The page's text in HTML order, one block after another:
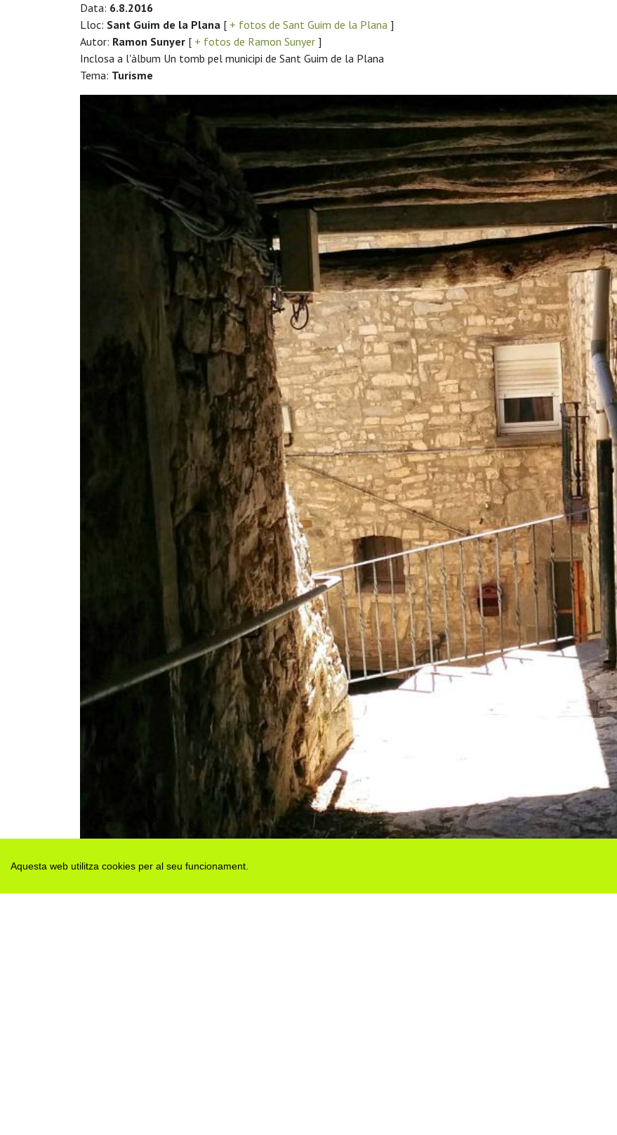
Aquesta web utilitza cookies per al seu funcionament.
Data: 6.8.2016
Lloc: Sant Guim de la Plana [ + fotos de Sant Guim de la Plana ]
Autor: Ramon Sunyer [ + fotos de Ramon Sunyer ]
Inclosa a l'àlbum Un tomb pel municipi de Sant Guim de la Plana
Tema: Turisme
Ho vols compartir?